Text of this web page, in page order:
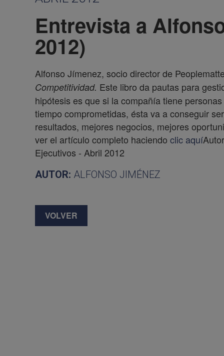
Entrevista a
2012)
Alfonso Jímenez, socio director de
Competitividad. Este libro da pautas para
hipótesis es que si la compañía tiene
tiempo comprometidas, ésta va a conseguir
resultados, mejores negocios, mejores
ver el artículo completo haciendo clic aquí
Ejecutivos - Abril 2012
AUTOR: ALFONSO JIMÉNEZ
VOLVER